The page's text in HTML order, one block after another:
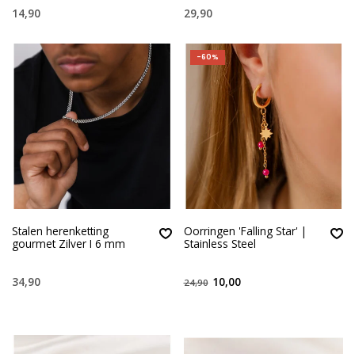
14,90 29,90
Stalen herenketting
gourmet Zilver I 6 mm
34,90
-60%
Oorringen 'Falling Star' |
Stainless Steel
24,90 10,00